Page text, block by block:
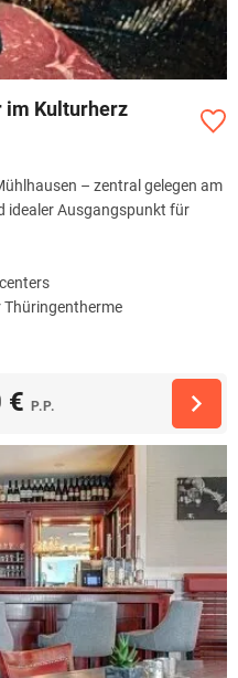
im Kulturherz
– zentral gelegen am
idealer Ausgangspunkt für
€ P.P.